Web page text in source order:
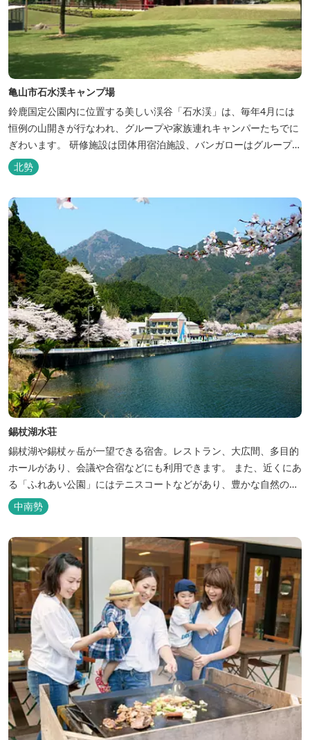
亀山市石水渓キャンプ場
鈴鹿国定公園内に位置する美しい渓谷「石水渓」は、毎年4月には
恒例の山開きが行なわれ、グループや家族連れキャンパーたちでに
ぎわいます。 研修施設は団体用宿泊施設、バンガローはグループ・
家族連れ用宿泊施設として、ハイキングやキャンプの拠点として最
適です。
北勢
錫杖湖水荘
錫杖湖や錫杖ヶ岳が一望できる宿舎。レストラン、大広間、多目的
ホールがあり、会議や合宿などにも利用できます。 また、近くにあ
る「ふれあい公園」にはテニスコートなどがあり、豊かな自然の中
でのびのびと楽しむことができます。
中南勢